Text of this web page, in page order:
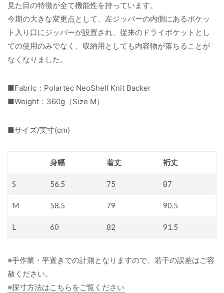
見た目の特徴が全て機能性を持っています。
今期の大きな変更点として、左ジッパーの内側にあるポケッ
ト入り口にジッパーが設置され、従来のドライポケットとし
ての使用のみでなく、収納用としても内容物が落ちることが
なくなりました。
■Fabric：Polartec NeoShell Knit Backer
■Weight：360g（Size M）
■サイズ/実寸(cm)
身幅 着丈 裄丈
S 56.5 75 87
M 58.5 79 90.5
L 60 82 91.5
※手作業・平置きでの計測となりますので、若干の誤差はご容
赦ください。
※採寸方法はこちらをご覧ください